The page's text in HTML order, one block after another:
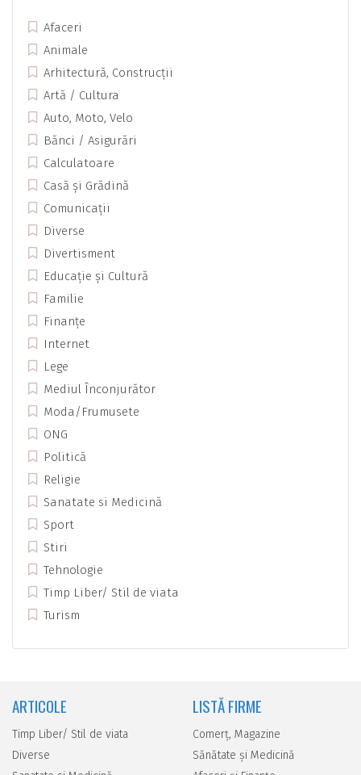
Afaceri
Animale
Arhitectură, Construcții
Artă / Cultura
Auto, Moto, Velo
Bănci / Asigurări
Calculatoare
Casă și Grădină
Comunicații
Diverse
Divertisment
Educație și Cultură
Familie
Finanțe
Internet
Lege
Mediul Înconjurător
Moda/Frumusete
ONG
Politică
Religie
Sanatate si Medicină
Sport
Stiri
Tehnologie
Timp Liber/ Stil de viata
Turism
ARTICOLE
Timp Liber/ Stil de viata
Diverse
LISTĂ FIRME
Comerţ, Magazine
Sănătate şi Medicină